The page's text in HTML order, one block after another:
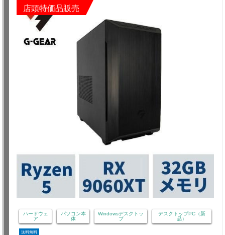
店頭特価品販売
ハードウェ
ア
パソコン本
体
Windowsデスクトッ
プ
デスクトップPC（新
品）
送料無料